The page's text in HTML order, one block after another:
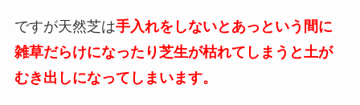
ですが天然芝は手入れをしないとあっという間に
雑草だらけになったり芝生が枯れてしまうと土が
むき出しになってしまいます。